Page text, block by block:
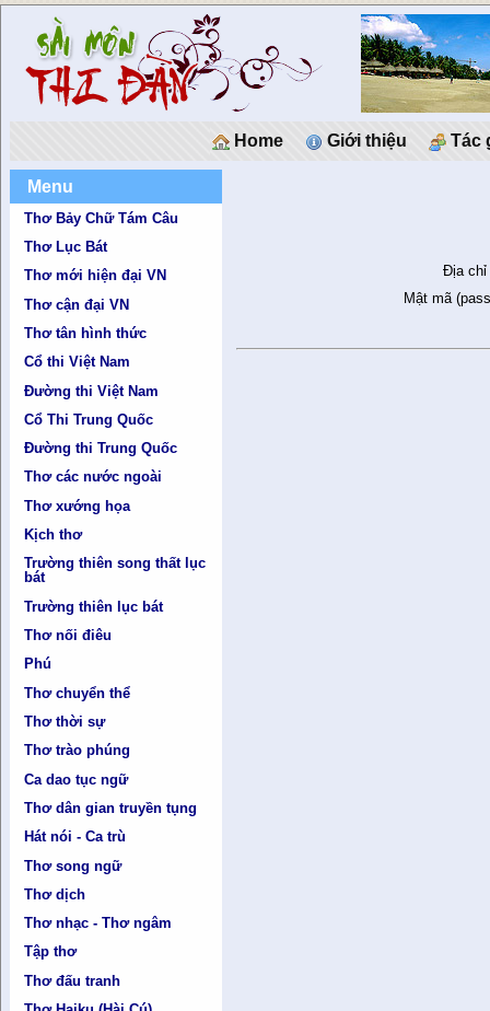
Home Giới thiệu Tác
Menu
Thơ Bảy Chữ Tám Câu
Thơ Lục Bát
Thơ mới hiện đại VN
Thơ cận đại VN
Thơ tân hình thức
Cổ thi Việt Nam
Đường thi Việt Nam
Cổ Thi Trung Quốc
Đường thi Trung Quốc
Thơ các nước ngoài
Thơ xướng họa
Kịch thơ
Trường thiên song thất lục
bát
Trường thiên lục bát
Thơ nối điêu
Phú
Thơ chuyển thể
Thơ thời sự
Thơ trào phúng
Ca dao tục ngữ
Thơ dân gian truyền tụng
Hát nói - Ca trù
Thơ song ngữ
Thơ dịch
Thơ nhạc - Thơ ngâm
Tập thơ
Thơ đấu tranh
Địa chỉ
Mật mã